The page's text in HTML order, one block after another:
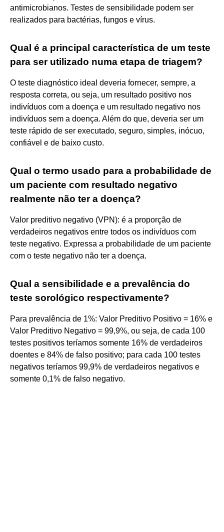
antimicrobianos. Testes de sensibilidade podem ser
realizados para bactérias, fungos e vírus.
Qual é a principal característica de um teste
para ser utilizado numa etapa de triagem?
O teste diagnóstico ideal deveria fornecer, sempre, a
resposta correta, ou seja, um resultado positivo nos
indivíduos com a doença e um resultado negativo nos
indivíduos sem a doença. Além do que, deveria ser um
teste rápido de ser executado, seguro, simples, inócuo,
confiável e de baixo custo.
Qual o termo usado para a probabilidade de
um paciente com resultado negativo
realmente não ter a doença?
Valor preditivo negativo (VPN): é a proporção de
verdadeiros negativos entre todos os indivíduos com
teste negativo. Expressa a probabilidade de um paciente
com o teste negativo não ter a doença.
Qual a sensibilidade e a prevalência do
teste sorológico respectivamente?
Para prevalência de 1%: Valor Preditivo Positivo = 16% e
Valor Preditivo Negativo = 99,9%, ou seja, de cada 100
testes positivos teríamos somente 16% de verdadeiros
doentes e 84% de falso positivo; para cada 100 testes
negativos teríamos 99,9% de verdadeiros negativos e
somente 0,1% de falso negativo.